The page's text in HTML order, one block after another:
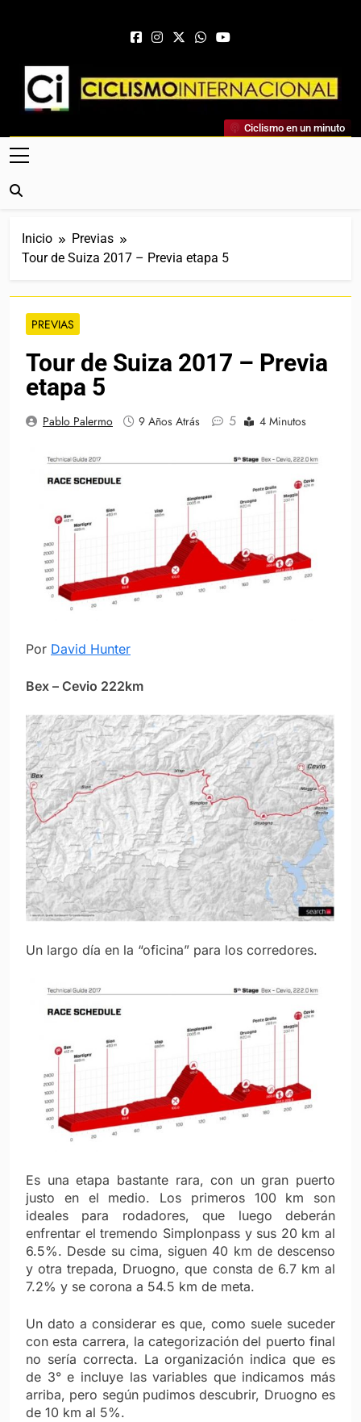
Ciclismo Internacional
Web Dedicada Al Ciclismo Mundial. Entrevistas, Análisis,
Crónicas, Previas Y Más. La Web Ciclista De Referencia.
Ciclismo en un minuto
Inicio
Previas
Tour de Suiza 2017 – Previa etapa 5
PREVIAS
Tour de Suiza 2017 – Previa
etapa 5
Pablo Palermo 9 Años Atrás 5 4 Minutos
Por David Hunter
Bex – Cevio 222km
Un largo día en la “oficina” para los corredores.
Es una etapa bastante rara, con un gran puerto
justo en el medio. Los primeros 100 km son
ideales para rodadores, que luego deberán
enfrentar el tremendo Simplonpass y sus 20 km al
6.5%. Desde su cima, siguen 40 km de descenso
y otra trepada, Druogno, que consta de 6.7 km al
7.2% y se corona a 54.5 km de meta.
Un dato a considerar es que, como suele suceder
con esta carrera, la categorización del puerto final
no sería correcta. La organización indica que es
de 3° e incluye las variables que indicamos más
arriba, pero según pudimos descubrir, Druogno es
de 10 km al 5%.